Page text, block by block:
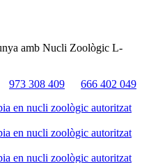
amb Nucli Zoològic L-
973 308 409 666 402 049